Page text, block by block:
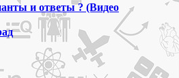
и ответы ? (Видео